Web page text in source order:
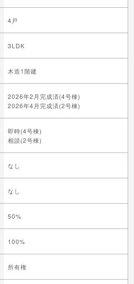
4戸
3LDK
木造1階建
2026年2月完成済(4号棟)
2026年4月完成済(2号棟)
即時(4号棟)
相談(2号棟)
なし
なし
50%
100%
所有権